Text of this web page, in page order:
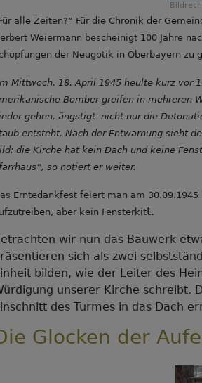
alle Zeiten?“ Für die Chronik der
Weiermann bescheinigt 100 Jahre
der Neugotik in Oberbayern zu
Mittwoch, 18. April 1945 heulte kurz vor
Bomber greifen in mehreren
gehen, ängstigt nicht nur die
entsteht. Nach der Entwarnung sieht
die Kirche hat kein Dach und keine
so notiert er weiter.
Erntedankfest feiert man am
aber kein Fensterkitt.
wir nun das Bauwerk
sich als zwei
bilden, wie der Leiter des
unserer Kirche schreibt.
des Turmes in das Dach
Glocken der